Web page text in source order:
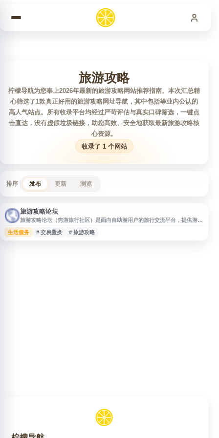
旅游攻略
柠檬导航为您奉上2026年最新的旅游攻略网站推荐指南。本次汇总精
心筛选了1款真正好用的旅游攻略网址导航，其中包括等业内公认的
高人气站点。所有收录平台均经过严苛评估与真实口碑筛选，一键点
击直达，没有虚假垃圾链接，助您高效、安全地获取最新旅游攻略核
心资源。
收录了 1 个网站
排序 发布 更新 浏览
旅游攻略论坛
旅游攻略论坛（穷游旅行社区）是面向自助游用户的旅行交流平台，提供游记
攻略、目的地经验、结伴同游、旅行问答、交易置换及旅行服务等内容。用户
可在社区中分享行程见闻、获取出行建议，与其他旅行者互动交流，适合查找
生活服务 # 交易置换 # 旅游攻略